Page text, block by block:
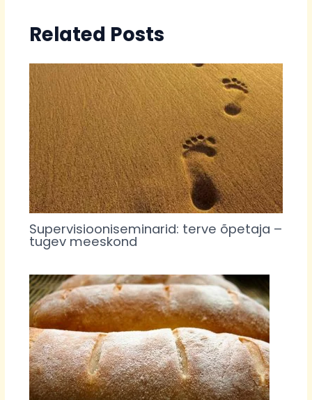
Related Posts
Supervisiooniseminarid: terve õpetaja –
tugev meeskond